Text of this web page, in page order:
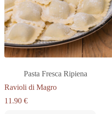
Pasta Fresca Ripiena
Ravioli di Magro
11.90 €